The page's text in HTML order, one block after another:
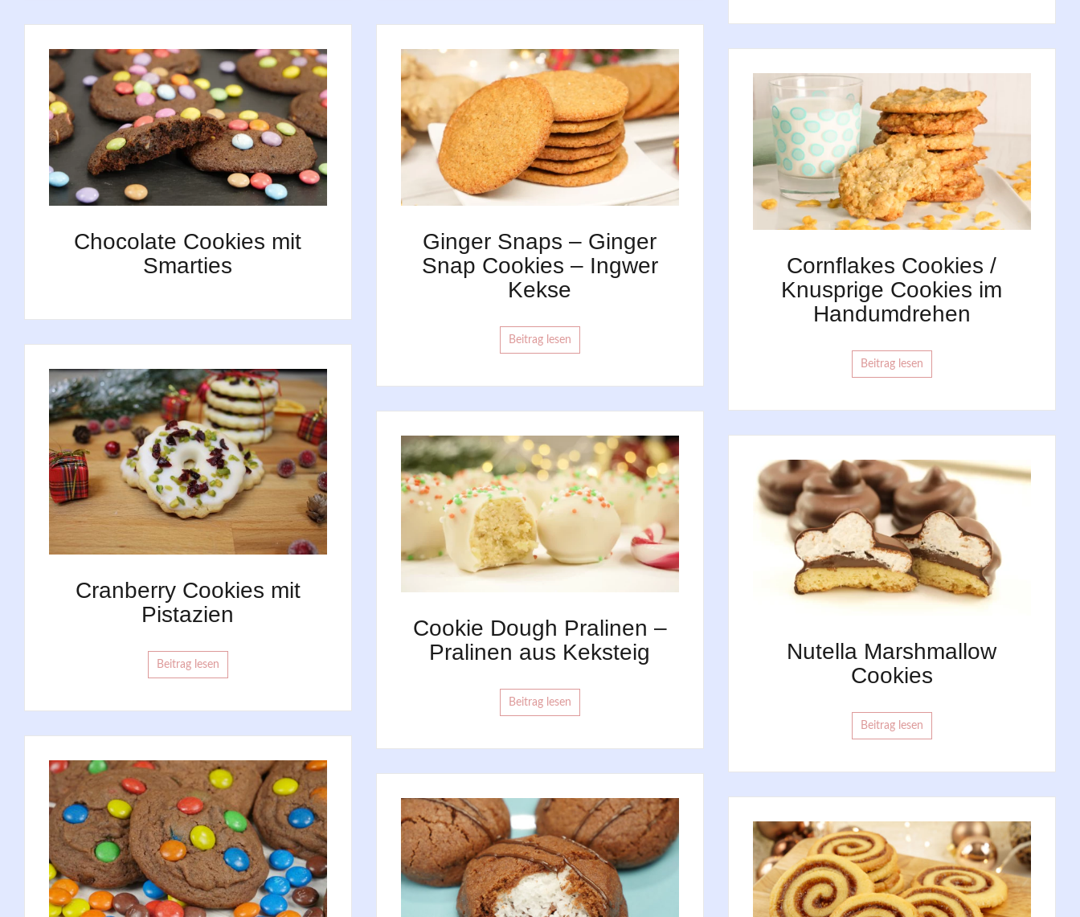
Chocolate Cookies mit
Smarties
Ginger Snaps – Ginger
Snap Cookies – Ingwer
Kekse
Beitrag lesen
Cornflakes Cookies /
Knusprige Cookies im
Handumdrehen
Beitrag lesen
Cranberry Cookies mit
Pistazien
Beitrag lesen
Cookie Dough Pralinen –
Pralinen aus Keksteig
Beitrag lesen
Nutella Marshmallow
Cookies
Beitrag lesen